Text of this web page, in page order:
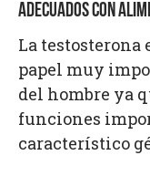
ADECUADOS CON
La testosterona
papel muy
del hombre ya
funciones
característico